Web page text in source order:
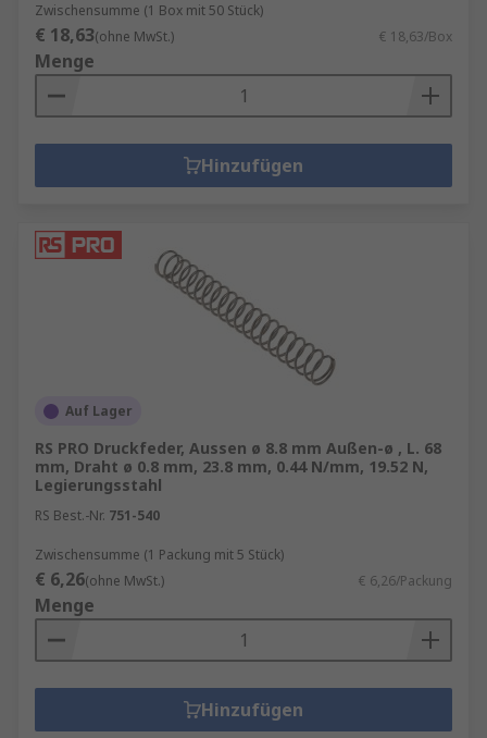
Zwischensumme (1 Box mit 50 Stück)
€ 18,63(ohne MwSt.) € 18,63/Box
Menge
Hinzufügen
Auf Lager
RS PRO Druckfeder, Aussen ø 8.8 mm Außen-ø , L. 68
mm, Draht ø 0.8 mm, 23.8 mm, 0.44 N/mm, 19.52 N,
Legierungsstahl
RS Best.-Nr. 751-540
Zwischensumme (1 Packung mit 5 Stück)
€ 6,26(ohne MwSt.) € 6,26/Packung
Menge
Hinzufügen